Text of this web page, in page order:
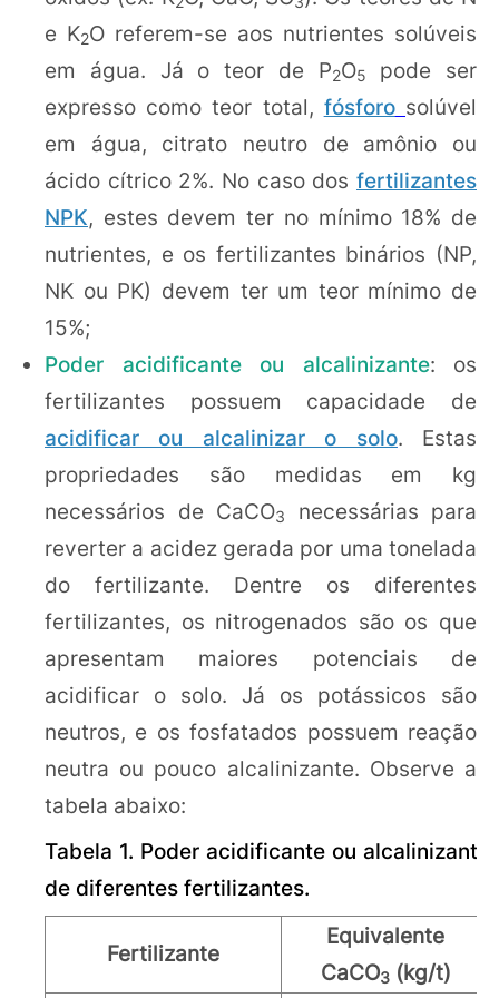
e K2O referem-se aos nutrientes solúveis
em água. Já o teor de P2O5
pode ser
expresso como teor total, fósforo solúvel
em água, citrato neutro de amônio ou
ácido cítrico 2%. No caso dos fertilizantes
NPK, estes devem ter no mínimo 18% de
nutrientes, e os fertilizantes binários (NP,
NK ou PK) devem ter um teor mínimo de
15%;
Poder acidificante ou alcalinizante: os
fertilizantes possuem capacidade de
acidificar ou alcalinizar o solo. Estas
propriedades são medidas em kg
necessários de CaCO3
necessárias para
reverter a acidez gerada por uma tonelada
do fertilizante. Dentre os diferentes
fertilizantes, os nitrogenados são os que
apresentam maiores potenciais de
acidificar o solo. Já os potássicos são
neutros, e os fosfatados possuem reação
neutra ou pouco alcalinizante. Observe a
tabela abaixo:
Tabela 1. Poder acidificante ou alcalinizante
de diferentes fertilizantes.
Fertilizante
Equivalente
CaCO3(kg/t)